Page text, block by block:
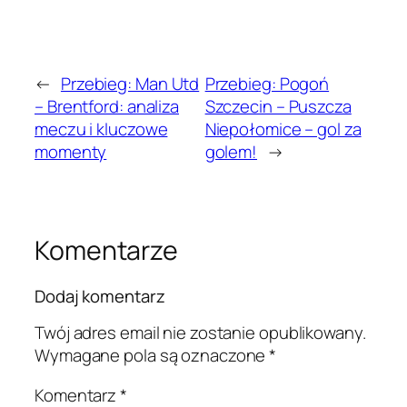
← Przebieg: Man Utd
– Brentford: analiza
meczu i kluczowe
momenty
Przebieg: Pogoń
Szczecin – Puszcza
Niepołomice – gol za
golem! →
Komentarze
Dodaj komentarz
Twój adres email nie zostanie opublikowany.
Wymagane pola są oznaczone*
Komentarz*